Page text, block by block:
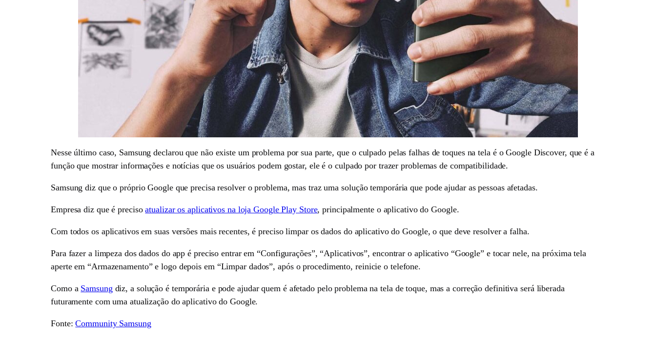
Nesse último caso, Samsung declarou que não existe um problema por sua parte, que o culpado pelas falhas de toques na tela é o Google Discover, que é a
função que mostrar informações e notícias que os usuários podem gostar, ele é o culpado por trazer problemas de compatibilidade.
Samsung diz que o próprio Google que precisa resolver o problema, mas traz uma solução temporária que pode ajudar as pessoas afetadas.
Empresa diz que é precisoatualizar os aplicativos na loja Google Play Store, principalmente o aplicativo do Google.
Com todos os aplicativos em suas versões mais recentes, é preciso limpar os dados do aplicativo do Google, o que deve resolver a falha.
Para fazer a limpeza dos dados do app é preciso entrar em “Configurações”, “Aplicativos”, encontrar o aplicativo “Google” e tocar nele, na próxima tela
aperte em “Armazenamento” e logo depois em “Limpar dados”, após o procedimento, reinicie o telefone.
Como a Samsung diz, a solução é temporária e pode ajudar quem é afetado pelo problema na tela de toque, mas a correção definitiva será liberada
futuramente com uma atualização do aplicativo do Google.
Fonte:Community Samsung